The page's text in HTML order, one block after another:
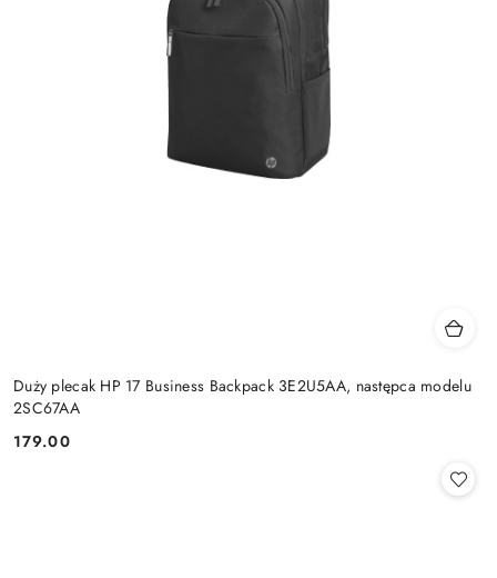
Duży plecak HP 17 Business Backpack 3E2U5AA, następca modelu
2SC67AA
Cena:
179.00